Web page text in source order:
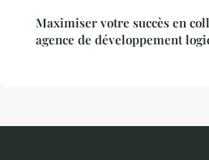
Maximiser votre succès en
agence de développement